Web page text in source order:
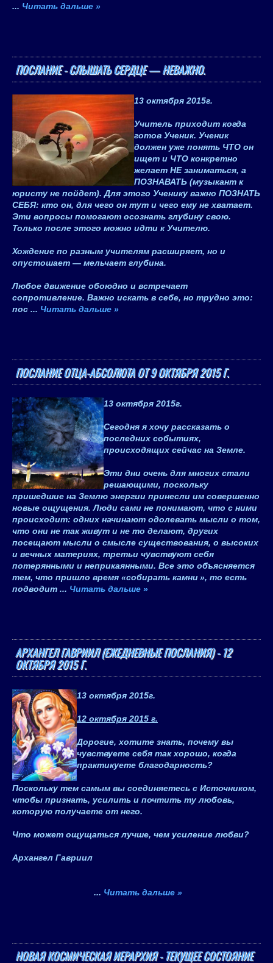
... Читать дальше »
ПОСЛАНИЕ - СЛЫШАТЬ СЕРДЦЕ — НЕВАЖНО.
13 октября 2015г.
Учитель приходит когда
готов Ученик. Ученик
должен уже понять ЧТО он
ищет и ЧТО конкретно
желает НЕзаниматься, а
ПОЗНАВАТЬ (музыкант к
юристу не пойдет). Для этого Ученику важно ПОЗНАТЬ
СЕБЯ: кто он, для чего он тут и чего ему не хватает.
Эти вопросы помогают осознать глубину свою.
Только после этого можно идти к Учителю.
Хождение по разным учителям расширяет, но и
опустошает — мельчает глубина.
Любое движение обоюдно и встречает
сопротивление. Важно искать в себе, но трудно это:
пос ... Читать дальше »
ПОСЛАНИЕ ОТЦА-АБСОЛЮТА ОТ 9 ОКТЯБРЯ 2015 Г.
13 октября 2015г.
Сегодня я хочу рассказать о
последних событиях,
происходящих сейчас на Земле.
Эти дни очень для многих стали
решающими, поскольку
пришедшие на Землю энергии принесли им совершенно
новые ощущения. Люди сами не понимают, что с ними
происходит: одних начинают одолевать мысли о том,
что они не так живут и не то делают, других
посещают мысли о смысле существования, о высоких
и вечных материях, третьи чувствуют себя
потерянными и неприкаянными. Все это объясняется
тем, что пришло время «собирать камни», то есть
подводит ... Читать дальше »
АРХАНГЕЛ ГАВРИИЛ (ЕЖЕДНЕВНЫЕ ПОСЛАНИЯ) - 12
ОКТЯБРЯ 2015 Г.
13 октября 2015г.
12 октября 2015 г.
Дорогие, хотите знать, почему вы
чувствуете себя так хорошо, когда
практикуете благодарность?
Поскольку тем самым вы соединяетесь с Источником,
чтобы признать, усилить и почтить ту любовь,
которую получаете от него.
Что может ощущаться лучше, чем усиление любви?
Архангел Гавриил
... Читать дальше »
НОВАЯ КОСМИЧЕСКАЯ ИЕРАРХИЯ - ТЕКУЩЕЕ СОСТОЯНИЕ